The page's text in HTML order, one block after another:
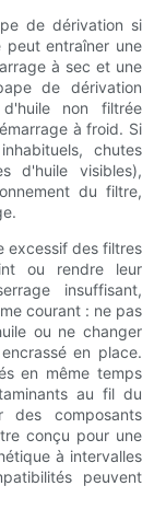
de dérivation si
peut entraîner une
à sec et une
de dérivation
non filtrée
à froid. Si
chutes
d'huile visibles),
du filtre,
excessif des filtres
ou rendre leur
insuffisant,
courant : ne pas
ou ne changer
en place.
en même temps
au fil du
des composants
conçu pour une
à intervalles
peuvent